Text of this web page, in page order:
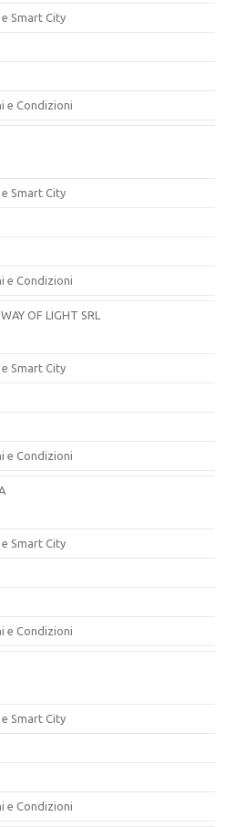
Smart City
e Condizioni
Smart City
e Condizioni
OF LIGHT SRL
Smart City
e Condizioni
Smart City
e Condizioni
Smart City
e Condizioni